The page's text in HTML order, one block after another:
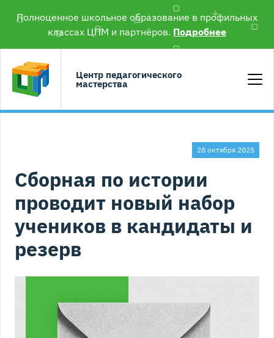
Полноценное школьное образование в профильных
классах ЦПМ и партнёров. Подробнее
Центр педагогического
мастерства
28 октября 2025
Сборная по истории
проводит новый набор
учеников в кандидаты и
резерв